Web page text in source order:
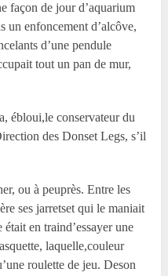
façon de jour d’aquarium
un enfoncement d’alcôve,
d’une pendule
tout un pan de mur,
ébloui,le conservateur du
des Donset Legs, s’il
ou à peuprès. Entre les
ses jarretset qui le maniait
en traind’essayer une
laquelle,couleur
roulette de jeu. Deson